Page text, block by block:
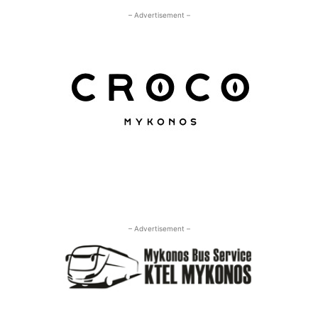
– Advertisement –
– Advertisement –